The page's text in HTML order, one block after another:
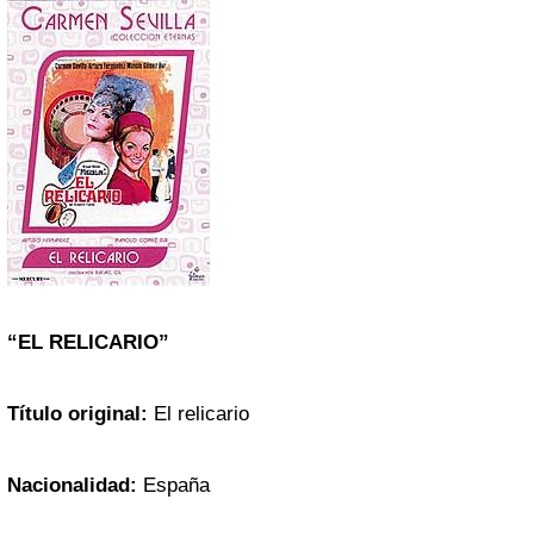
“EL RELICARIO”
Título original: El relicario
Nacionalidad: España